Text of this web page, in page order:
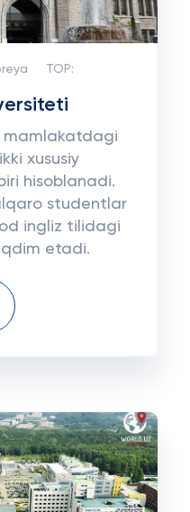
TOP:
mamlakatdagi
xususiy
hisoblanadi.
studentlar
ingliz tilidagi
etadi.